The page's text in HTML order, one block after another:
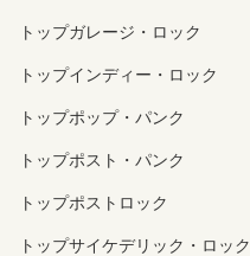
トップガレージ・ロック
トップインディー・ロック
トップポップ・パンク
トップポスト・パンク
トップポストロック
トップサイケデリック・ロック